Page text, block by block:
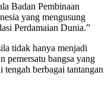
Badan Pembinaan
yang mengusung
Perdamaian Dunia.”
tidak hanya menjadi
pemersatu bangsa yang
berbagai tantangan